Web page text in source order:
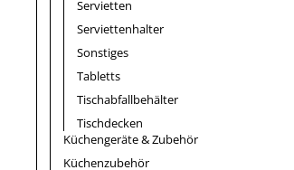
Servietten
Serviettenhalter
Sonstiges
Tabletts
Tischabfallbehälter
Tischdecken
Küchengeräte & Zubehör
Küchenzubehör